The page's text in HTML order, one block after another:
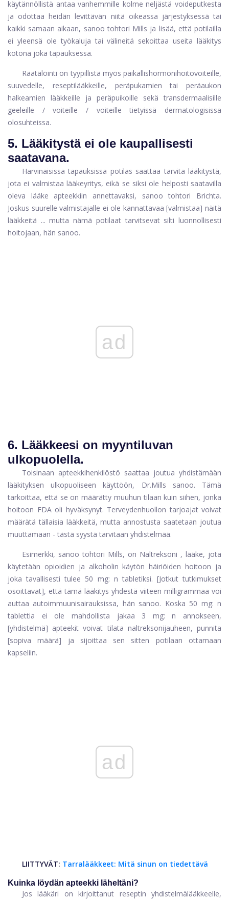
käytännöllistä antaa vanhemmille kolme neljästä voideputkesta
ja odottaa heidän levittävän niitä oikeassa järjestyksessä tai
kaikki samaan aikaan, sanoo tohtori Mills ja lisää, että potilailla
ei yleensä ole työkaluja tai välineitä sekoittaa useita lääkitys
kotona joka tapauksessa.
Räätälöinti on tyypillistä myös paikallishormonihoitovoiteille,
suuvedelle, reseptilääkkeille, peräpukamien tai peräaukon
halkeamien lääkkeille ja peräpuikoille sekä transdermaalisille
geeleille / voiteille / voiteille tietyissä dermatologisissa
olosuhteissa.
5. Lääkitystä ei ole kaupallisesti
saatavana.
Harvinaisissa tapauksissa potilas saattaa tarvita lääkitystä,
jota ei valmistaa lääkeyritys, eikä se siksi ole helposti saatavilla
oleva lääke apteekkiin annettavaksi, sanoo tohtori Brichta.
Joskus suurelle valmistajalle ei ole kannattavaa [valmistaa] näitä
lääkkeitä ... mutta nämä potilaat tarvitsevat silti luonnollisesti
hoitojaan, hän sanoo.
ad
6. Lääkkeesi on myyntiluvan
ulkopuolella.
Toisinaan apteekkihenkilöstö saattaa joutua yhdistämään
lääkityksen ulkopuoliseen käyttöön, Dr.Mills sanoo. Tämä
tarkoittaa, että se on määrätty muuhun tilaan kuin siihen, jonka
hoitoon FDA oli hyväksynyt. Terveydenhuollon tarjoajat voivat
määrätä tällaisia ​​lääkkeitä, mutta annostusta saatetaan joutua
muuttamaan - tästä syystä tarvitaan yhdistelmää.
Esimerkki, sanoo tohtori Mills, on Naltreksoni , lääke, jota
käytetään opioidien ja alkoholin käytön häiriöiden hoitoon ja
joka tavallisesti tulee 50 mg: n tabletiksi. [Jotkut tutkimukset
osoittavat], että tämä lääkitys yhdestä viiteen milligrammaa voi
auttaa autoimmuunisairauksissa, hän sanoo. Koska 50 mg: n
tablettia ei ole mahdollista jakaa 3 mg: n annokseen,
[yhdistelmä] apteekit voivat tilata naltreksonijauheen, punnita
[sopiva määrä] ja sijoittaa sen sitten potilaan ottamaan
kapseliin.
ad
LIITTYVÄT: Tarralääkkeet: Mitä sinun on tiedettävä
Kuinka löydän apteekki läheltäni?
Jos lääkäri on kirjoittanut reseptin yhdistelmälääkkeelle,